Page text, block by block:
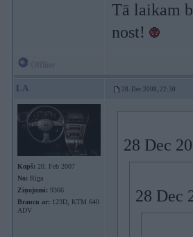
Tā laikam
nost!
LA 28. Dec 2008, 22:30
Kopš: 20. Feb 2007
No: Rīga
Ziņojumi: 9366
Braucu ar: 123D, KTM 640
ADV
28 Dec
28 Dec